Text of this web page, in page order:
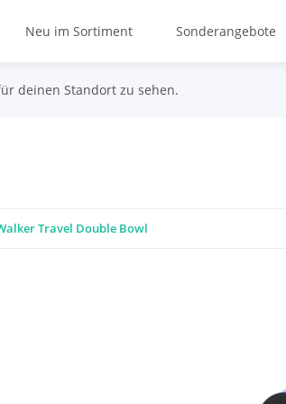
Neu im Sortiment Sonderangebote
deinen Standort zu sehen.
Travel Double Bowl